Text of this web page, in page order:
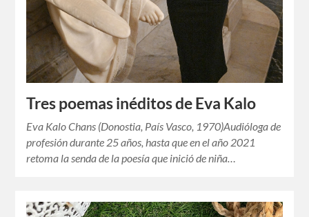
Tres poemas inéditos de Eva Kalo
Eva Kalo Chans (Donostia, País Vasco, 1970)Audióloga de
profesión durante 25 años, hasta que en el año 2021
retoma la senda de la poesía que inició de niña…